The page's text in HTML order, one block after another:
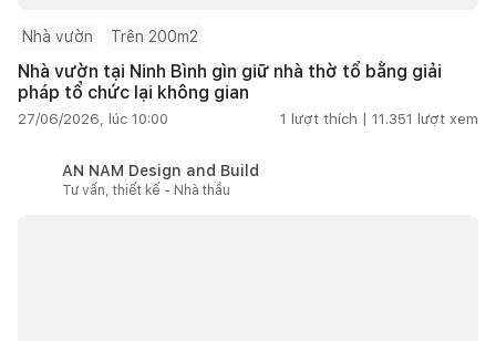
Nhà vườn Trên 200m2
Nhà vườn tại Ninh Bình gìn giữ nhà thờ tổ bằng giải
pháp tổ chức lại không gian
27/06/2026, lúc 10:00 1 lượt thích | 11.351 lượt xem
AN NAM Design and Build
Tư vấn, thiết kế - Nhà thầu